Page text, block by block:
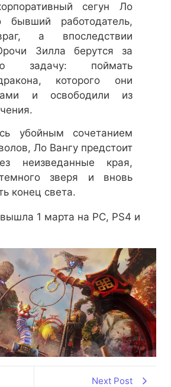
сегун Ло
работодатель,
а впоследствии
Зилла берутся за
задачу: поймать
которого они
и освободили из
убойным сочетанием
Ло Вангу предстоит
неизведанные края,
зверя и вновь
конец света.
вышла 1 марта на PC, PS4 и
Next Post